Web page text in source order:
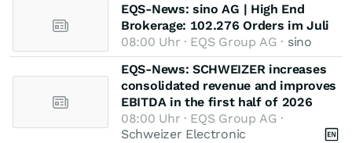
EQS-News: sino AG | High End
Brokerage: 102.276 Orders im Juli
08:00 Uhr · EQS Group AG · sino
EQS-News: SCHWEIZER increases
consolidated revenue and improves
EBITDA in the first half of 2026
08:00 Uhr · EQS Group AG ·
Schweizer Electronic